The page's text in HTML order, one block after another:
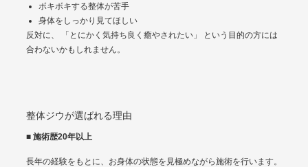
ボキボキする整体が苦手
身体をしっかり見てほしい
反対に、 「とにかく気持ち良く癒やされたい」 という目的の方には
合わないかもしれません。
整体ジウが選ばれる理由
■ 施術歴20年以上
長年の経験をもとに、お身体の状態を見極めながら施術を行います。